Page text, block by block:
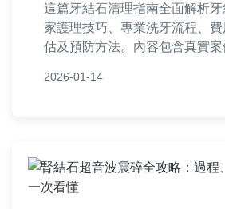
這篇牙結石清理指南全面解析
家護理技巧、專業洗牙流程、
估及預防方法。內容包含真實
方法到專業治療，提供實用建議
2026-01-14